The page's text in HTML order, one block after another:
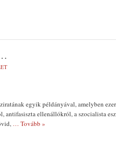
egyik példányával, amelyben
antifasiszta ellenállókról, a szocialista
… Tovább »